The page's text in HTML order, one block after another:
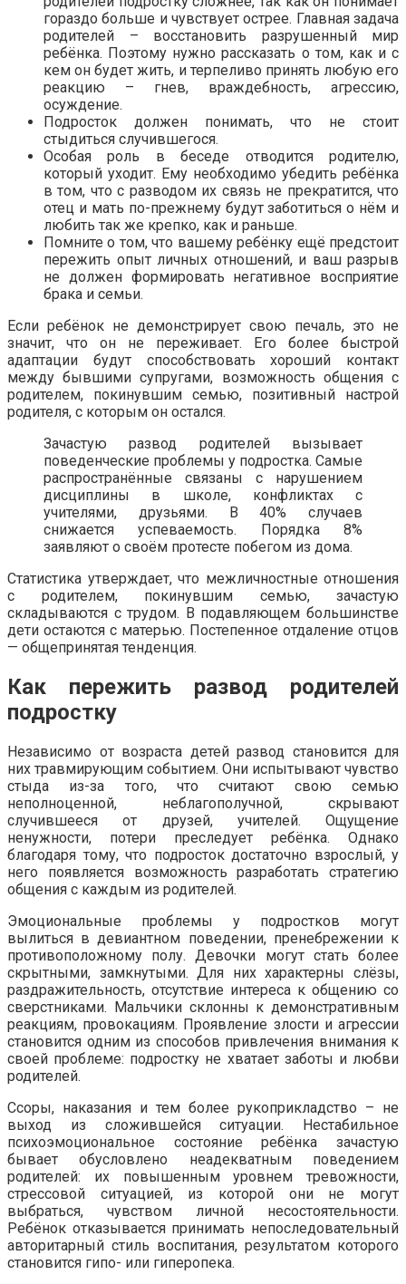
гораздо больше и чувствует острее. Главная задача
родителей – восстановить разрушенный мир
ребёнка. Поэтому нужно рассказать о том, как и с
кем он будет жить, и терпеливо принять любую его
реакцию – гнев, враждебность, агрессию,
осуждение.
Подросток должен понимать, что не стоит
стыдиться случившегося.
Особая роль в беседе отводится родителю,
который уходит. Ему необходимо убедить ребёнка
в том, что с разводом их связь не прекратится, что
отец и мать по-прежнему будут заботиться о нём и
любить так же крепко, как и раньше.
Помните о том, что вашему ребёнку ещё предстоит
пережить опыт личных отношений, и ваш разрыв
не должен формировать негативное восприятие
брака и семьи.
Если ребёнок не демонстрирует свою печаль, это не
значит, что он не переживает. Его более быстрой
адаптации будут способствовать хороший контакт
между бывшими супругами, возможность общения с
родителем, покинувшим семью, позитивный настрой
родителя, с которым он остался.
Зачастую развод родителей вызывает
поведенческие проблемы у подростка. Самые
распространённые связаны с нарушением
дисциплины в школе, конфликтах с
учителями, друзьями. В 40% случаев
снижается успеваемость. Порядка 8%
заявляют о своём протесте побегом из дома.
Статистика утверждает, что межличностные отношения
с родителем, покинувшим семью, зачастую
складываются с трудом. В подавляющем большинстве
дети остаются с матерью. Постепенное отдаление отцов
— общепринятая тенденция.
Как пережить развод родителей
подростку
Независимо от возраста детей развод становится для
них травмирующим событием. Они испытывают чувство
стыда из-за того, что считают свою семью
неполноценной, неблагополучной, скрывают
случившееся от друзей, учителей. Ощущение
ненужности, потери преследует ребёнка. Однако
благодаря тому, что подросток достаточно взрослый, у
него появляется возможность разработать стратегию
общения с каждым из родителей.
Эмоциональные проблемы у подростков могут
вылиться в девиантном поведении, пренебрежении к
противоположному полу. Девочки могут стать более
скрытными, замкнутыми. Для них характерны слёзы,
раздражительность, отсутствие интереса к общению со
сверстниками. Мальчики склонны к демонстративным
реакциям, провокациям. Проявление злости и агрессии
становится одним из способов привлечения внимания к
своей проблеме: подростку не хватает заботы и любви
родителей.
Ссоры, наказания и тем более рукоприкладство – не
выход из сложившейся ситуации. Нестабильное
психоэмоциональное состояние ребёнка зачастую
бывает обусловлено неадекватным поведением
родителей: их повышенным уровнем тревожности,
стрессовой ситуацией, из которой они не могут
выбраться, чувством личной несостоятельности.
Ребёнок отказывается принимать непоследовательный
авторитарный стиль воспитания, результатом которого
становится гипо- или гиперопека.